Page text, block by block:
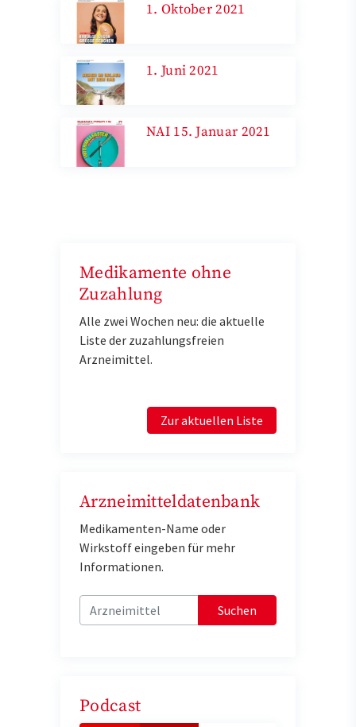
1. Oktober 2021
1. Juni 2021
NAI 15. Januar 2021
Medikamente ohne
Zuzahlung
Alle zwei Wochen neu: die aktuelle
Liste der zuzahlungsfreien
Arzneimittel.
Zur aktuellen Liste
Arzneimitteldatenbank
Medikamenten-Name oder
Wirkstoff eingeben für mehr
Informationen.
Suchen
Podcast